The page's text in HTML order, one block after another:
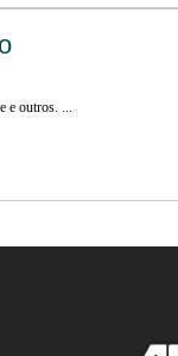
e outros. ...